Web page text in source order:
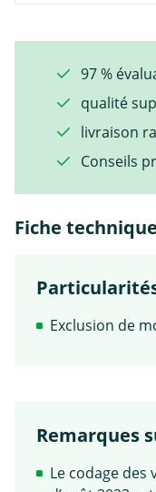
97 %
qualité
livraison
Conseils
Fiche technique
Exclusion de
Remarques
Le codage des